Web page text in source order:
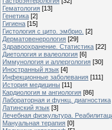
Гематология [13]
Генетика [2]
Гигиена [15]
Гистология с цито. эмбрио. [2]
Дерматовенерология [29]
Здравоохранение. Статистика [22]
Диетология и валеология [6]
Иммунология и аллергология [30]
Иностранный язык [4]
Инфекционные заболевания [111]
История медицины [11]
Кардиология м ангиология [86]
Лабораторная и функц. диагностика
Латинский язык [3]
Лечебная физкультура.
Мануальная терапия [0]